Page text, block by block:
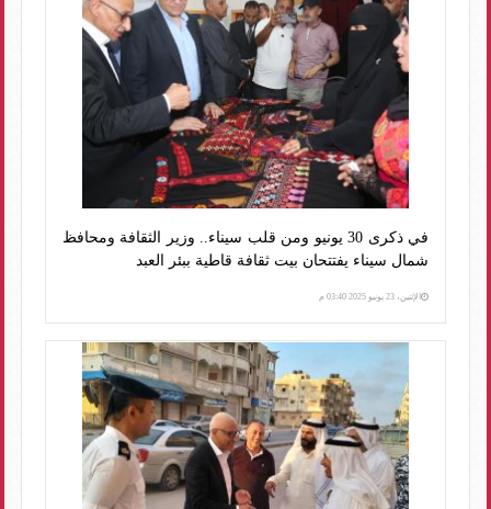
في ذكرى 30 يونيو ومن قلب سيناء.. وزير الثقافة ومحافظ
شمال سيناء يفتتحان بيت ثقافة قاطية ببئر العبد
الإثنين، 23 يونيو 2025 03:40 م